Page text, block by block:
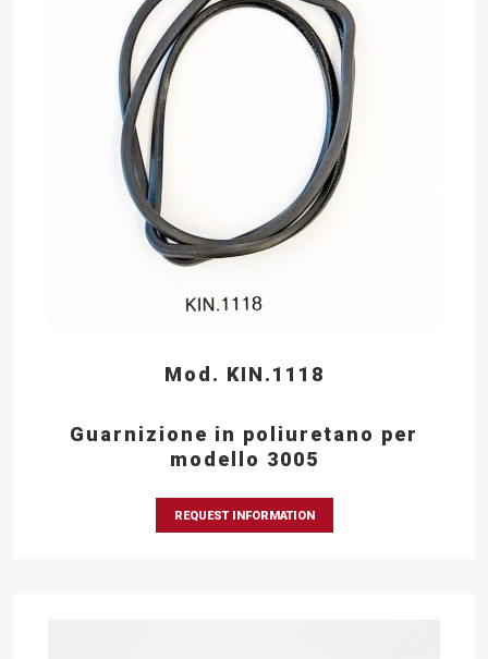
Mod. KIN.1118
Guarnizione in poliuretano per
modello 3005
REQUEST INFORMATION